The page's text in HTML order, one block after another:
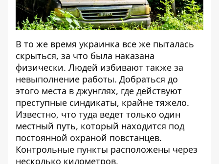
В то же время украинка все же пыталась
скрыться, за что была наказана
физически. Людей избивают также за
невыполнение работы. Добраться до
этого места в джунглях, где действуют
преступные синдикаты, крайне тяжело.
Известно, что туда ведет только один
местный путь, который находится под
постоянной охраной повстанцев.
Контрольные пункты расположены через
несколько километров.